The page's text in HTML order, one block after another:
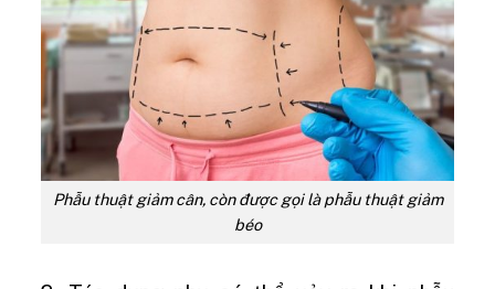
Phẫu thuật giảm cân, còn được gọi là phẫu thuật giảm
béo